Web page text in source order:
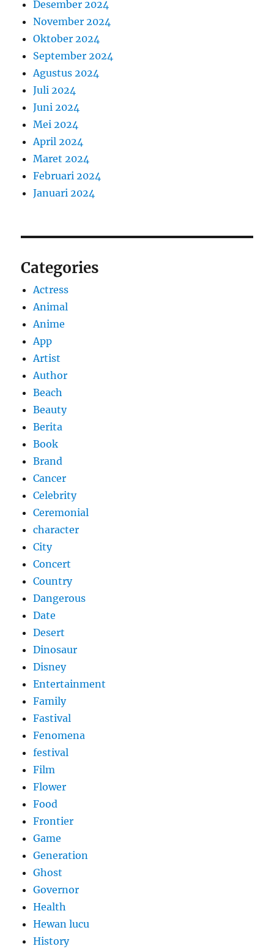
Desember 2024
November 2024
Oktober 2024
September 2024
Agustus 2024
Juli 2024
Juni 2024
Mei 2024
April 2024
Maret 2024
Februari 2024
Januari 2024
Categories
Actress
Animal
Anime
App
Artist
Author
Beach
Beauty
Berita
Book
Brand
Cancer
Celebrity
Ceremonial
character
City
Concert
Country
Dangerous
Date
Desert
Dinosaur
Disney
Entertainment
Family
Fastival
Fenomena
festival
Film
Flower
Food
Frontier
Game
Generation
Ghost
Governor
Health
Hewan lucu
History